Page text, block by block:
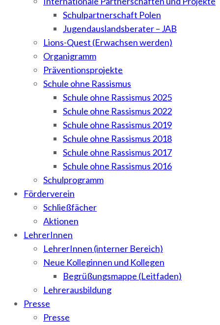
Schulpartnerschaft Polen
Jugendauslandsberater – JAB
Lions-Quest (Erwachsen werden)
Organigramm
Präventionsprojekte
Schule ohne Rassismus
Schule ohne Rassismus 2025
Schule ohne Rassismus 2022
Schule ohne Rassismus 2019
Schule ohne Rassismus 2018
Schule ohne Rassismus 2017
Schule ohne Rassismus 2016
Schulprogramm
Förderverein
Schließfächer
Aktionen
LehrerInnen
LehrerInnen (interner Bereich)
Neue Kolleginnen und Kollegen
Begrüßungsmappe (Leitfaden)
Lehrerausbildung
Presse
Presse